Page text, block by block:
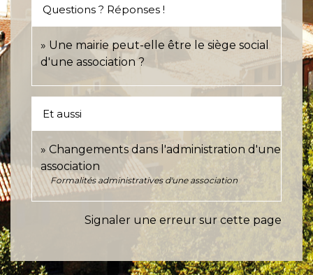
Questions ? Réponses !
Une mairie peut-elle être le siège social
d'une association ?
Et aussi
Changements dans l'administration d'une
association
Formalités administratives d'une association
Signaler une erreur sur cette page